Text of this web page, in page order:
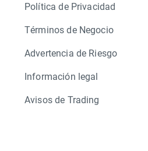
Política de Privacidad
Términos de Negocio
Advertencia de Riesgo
Información legal
Avisos de Trading